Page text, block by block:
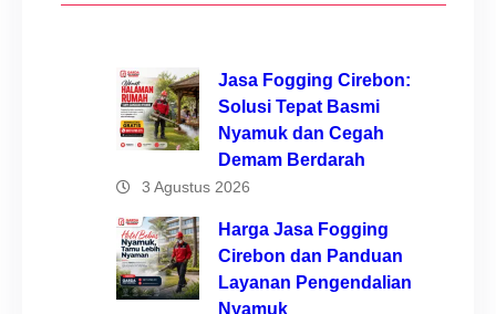
Jasa Fogging Cirebon:
Solusi Tepat Basmi
Nyamuk dan Cegah
Demam Berdarah
3 Agustus 2026
Harga Jasa Fogging
Cirebon dan Panduan
Layanan Pengendalian
Nyamuk